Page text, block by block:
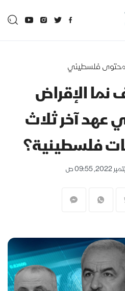
محتوى فلسطيني
نما الإقراض
عهد آخر ثلاث
فلسطينية؟